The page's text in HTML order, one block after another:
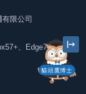
貓頭鷹博士
有限公司
、Edge79+及